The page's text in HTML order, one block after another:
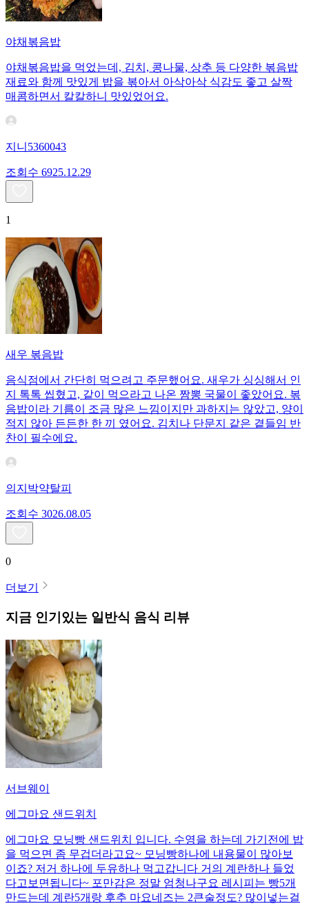
야채볶음밥
야채볶음밥을 먹었는데, 김치, 콩나물, 상추 등 다양한 볶음밥
재료와 함께 맛있게 밥을 볶아서 아삭아삭 식감도 좋고 살짝
매콤하면서 칼칼하니 맛있었어요.
지니5360043
조회수 6925.12.29
1
새우 볶음밥
음식점에서 간단히 먹으려고 주문했어요. 새우가 싱싱해서 인
지 톡톡 씹혔고, 같이 먹으라고 나온 짬뽕 국물이 좋았어요. 볶
음밥이라 기름이 조금 많은 느낌이지만 과하지는 않았고, 양이
적지 않아 든든한 한 끼 였어요. 김치나 단문지 같은 곁들임 반
찬이 필수에요.
의지박약탈피
조회수 3026.08.05
0
더보기
지금 인기있는 일반식 음식 리뷰
서브웨이
에그마요 샌드위치
에그마요 모닝빵 샌드위치 입니다. 수영을 하는데 가기전에 밥
을 먹으면 좀 무겁더라고요~ 모닝빵하나에 내용물이 많아보
이죠? 저거 하나에 두유하나 먹고갑니다 거의 계란하나 들었
다고보면됩니다~ 포만감은 정말 엄청나구요 레시피는 빵5개
만드는데 계란5개랑 후추 마요네즈는 2큰술정도? 많이넣는걸